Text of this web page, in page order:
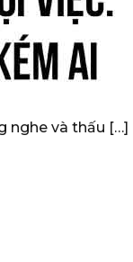
nghe và thấu […]